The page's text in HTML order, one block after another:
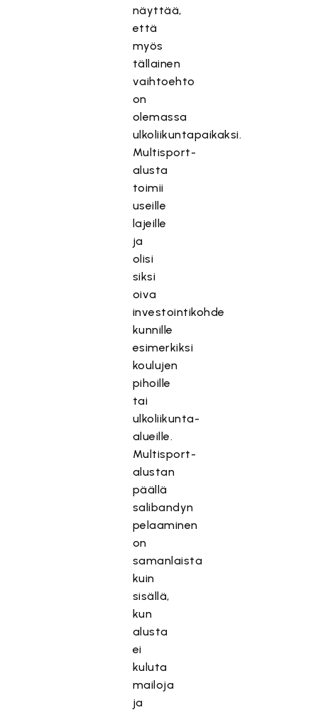
näyttää,
että
myös
tällainen
vaihtoehto
on
olemassa
ulkoliikuntapaikaksi.
Multisport-
alusta
toimii
useille
lajeille
ja
olisi
siksi
oiva
investointikohde
kunnille
esimerkiksi
koulujen
pihoille
tai
ulkoliikunta-
alueille.
Multisport-
alustan
päällä
salibandyn
pelaaminen
on
samanlaista
kuin
sisällä,
kun
alusta
ei
kuluta
mailoja
ja